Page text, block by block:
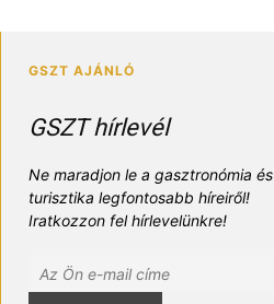
GSZT hírlevél
Ne maradjon le a gasztronómia és
turisztika legfontosabb híreiről!
Iratkozzon fel hírlevelünkre!